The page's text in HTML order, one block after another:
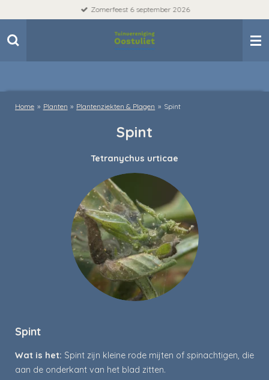
naar
hoofdinhoud
Zomerfeest 6 september 2026
Home » Planten » Plantenziekten & Plagen » Spint
Spint
Tetranychus urticae
Spint
Wat is het: Spint zijn kleine rode mijten of spinachtigen, die
aan de onderkant van het blad zitten.